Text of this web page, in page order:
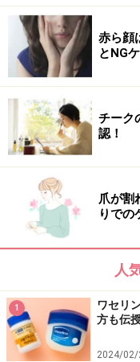
い、そっと肌にかけ
乾燥肌スキン
補給
肌の乾燥を防ぐ大切
一番外側にある角
るこの角質層を水
近道です。
化粧水は、ヒアルロ
分保持力の高い成分
洗顔後や入浴後は、
いきます。一分一秒
を。
赤ら顔
とNG
チーク
認！
爪が割
りでの
人
1
ワセリ
方も伝
2024/02/